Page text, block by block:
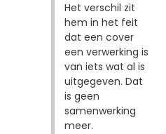
Het verschil zit
hem in het feit
dat een cover
een verwerking is
van iets wat al is
uitgegeven. Dat
is geen
samenwerking
meer.